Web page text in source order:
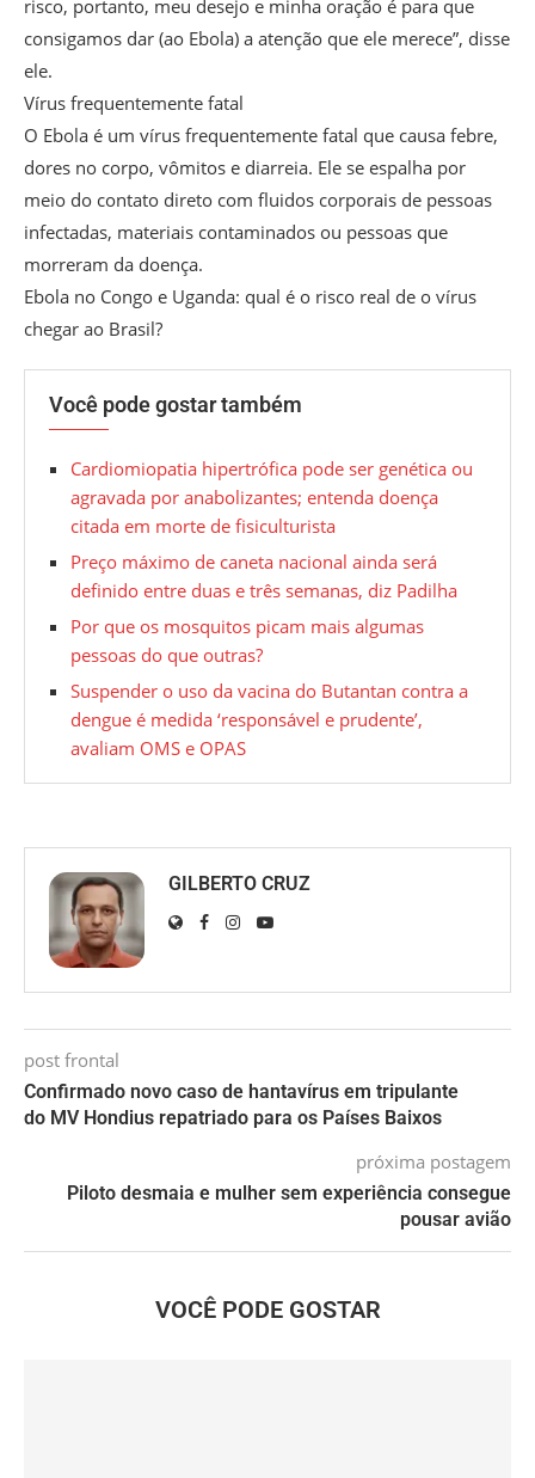
risco, portanto, meu desejo e minha oração é para que
consigamos dar (ao Ebola) a atenção que ele merece”, disse
ele.
Vírus frequentemente fatal
O Ebola é um vírus frequentemente fatal que causa febre,
dores no corpo, vômitos e diarreia. Ele se espalha por
meio do contato direto com fluidos corporais de pessoas
infectadas, materiais contaminados ou pessoas que
morreram da doença.
Ebola no Congo e Uganda: qual é o risco real de o vírus
chegar ao Brasil?
Você pode gostar também
Cardiomiopatia hipertrófica pode ser genética ou
agravada por anabolizantes; entenda doença
citada em morte de fisiculturista
Preço máximo de caneta nacional ainda será
definido entre duas e três semanas, diz Padilha
Por que os mosquitos picam mais algumas
pessoas do que outras?
Suspender o uso da vacina do Butantan contra a
dengue é medida ‘responsável e prudente’,
avaliam OMS e OPAS
GILBERTO CRUZ
post frontal
Confirmado novo caso de hantavírus em tripulante
do MV Hondius repatriado para os Países Baixos
próxima postagem
Piloto desmaia e mulher sem experiência consegue
pousar avião
VOCÊ PODE GOSTAR